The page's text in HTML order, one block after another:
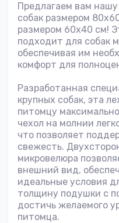
Предлагаем вам
собак размером
размером 60х40 см!
подходит для собак
обеспечивая им
комфорт для
Разработанная
крупных собак, эта
питомцу
чехол на молнии
что позволяет
свежесть.
микровелюра
внешний вид,
идеальные условия
толщину подушки с
достичь желаемого
питомца.